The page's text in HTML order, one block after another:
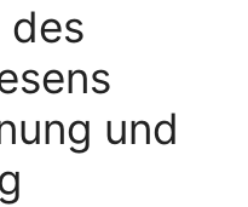
des
und